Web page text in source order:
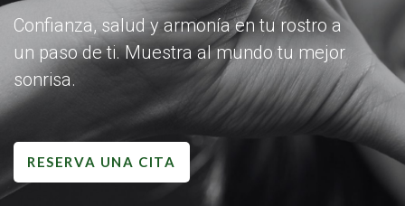
Confianza, salud y armonía en tu rostro a
un paso de ti. Muestra al mundo tu mejor
sonrisa.
RESERVA UNA CITA